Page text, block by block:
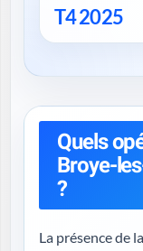
T4 2025
Quels
Broye-
?
La présence de